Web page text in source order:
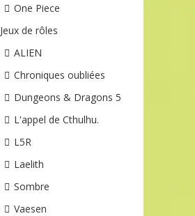
One Piece
Jeux de rôles
ALIEN
Chroniques oubliées
Dungeons & Dragons 5
L'appel de Cthulhu.
L5R
Laelith
Sombre
Vaesen